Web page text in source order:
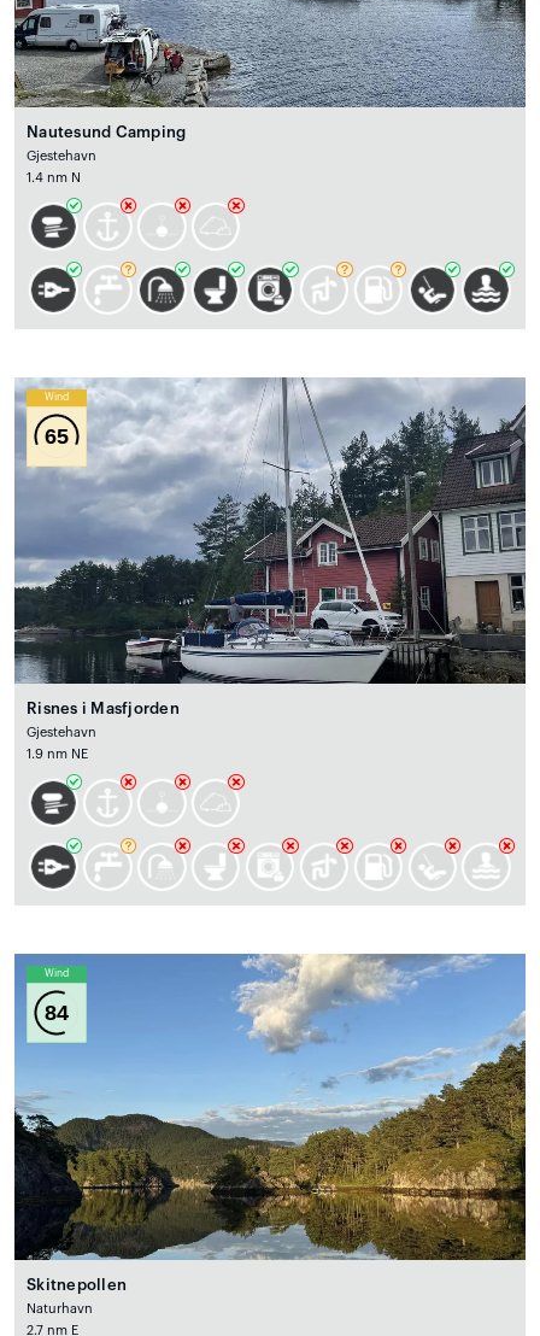
Nautesund Camping
Gjestehavn
1.4 nm N
Wind
65
Risnes i Masfjorden
Gjestehavn
1.9 nm NE
Wind
84
Skitnepollen
Naturhavn
2.7 nm E